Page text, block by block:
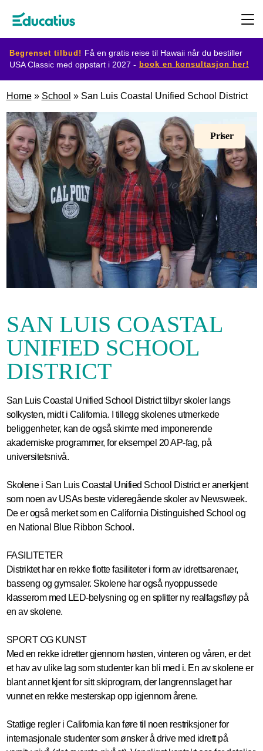
Begrenset tilbud! Få en gratis reise til Hawaii når du bestiller
USA Classic med oppstart i 2027 - book en konsultasjon her!
Utvekslingsprogram
Planlegg
din
utveksling
vertsfamilie
Home» School » San Luis Coastal Unified School District
Priser
SAN LUIS COASTAL
UNIFIED SCHOOL
DISTRICT
San Luis Coastal Unified School District tilbyr skoler langs
solkysten, midt i California. I tillegg skolenes utmerkede
beliggenheter, kan de også skimte med imponerende
akademiske programmer, for eksempel 20 AP-fag, på
universitetsnivå.
Skolene i San Luis Coastal Unified School District er anerkjent
som noen av USAs beste videregående skoler av Newsweek.
De er også merket som en California Distinguished School og
en National Blue Ribbon School.
FASILITETER
Distriktet har en rekke flotte fasiliteter i form av idrettsarenaer,
basseng og gymsaler. Skolene har også nyoppussede
klasserom med LED-belysning og en splitter ny realfagsfløy på
en av skolene.
SPORT OG KUNST
Med en rekke idretter gjennom høsten, vinteren og våren, er det
et hav av ulike lag som studenter kan bli med i. En av skolene er
blant annet kjent for sitt skiprogram, der langrennslaget har
vunnet en rekke mesterskap opp igjennom årene.
Statlige regler i California kan føre til noen restriksjoner for
internasjonale studenter som ønsker å drive med idrett på